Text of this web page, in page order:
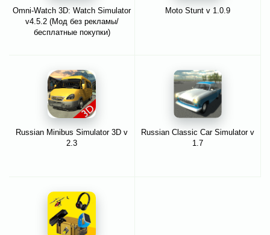
Omni-Watch 3D: Watch Simulator
v4.5.2 (Мод без рекламы/
бесплатные покупки)
Moto Stunt v 1.0.9
Russian Minibus Simulator 3D v
2.3
Russian Classic Car Simulator v
1.7